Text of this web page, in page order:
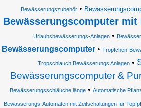
Bewässerungszubehör•
Bewässerungscomputer
Urlaubsbewässerungs-Anlagen•
Bewässerungscomputer• Tröpfchen-
Tropschlauch Bewässerungs Anlagen•
Bewässerungscomputer &
Bewässerungsschläuche länge • Automatische
Bewässerungs-Automaten mit Zeitschaltungen für